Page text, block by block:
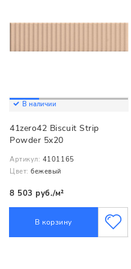
В наличии
41zero42 Biscuit Strip
Powder 5x20
Артикул: 4101165
Цвет: бежевый
8 503 руб./м²
В корзину